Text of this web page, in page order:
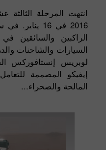
انتهت المرحلة الثالثة
2016 في 16
الراكبين والسائقين
السيارات والشاحنات
لوبريس إنستافوركس
إيفيكو المصممة
المالحة والصحراء...